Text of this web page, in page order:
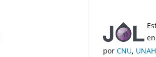
por CNU, UNAH